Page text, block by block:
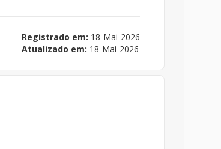
Registrado em: 18-Mai-2026
Atualizado em: 18-Mai-2026